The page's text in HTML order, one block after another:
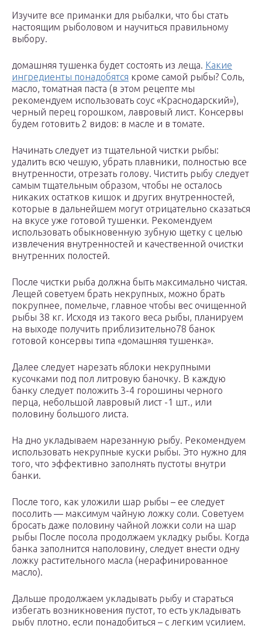
Изучите все приманки для рыбалки, что бы стать
настоящим рыболовом и научиться правильному
выбору.
домашняя тушенка будет состоять из леща. Какие
ингредиенты понадобятся кроме самой рыбы? Соль,
масло, томатная паста (в этом рецепте мы
рекомендуем использовать соус «Краснодарский»),
черный перец горошком, лавровый лист. Консервы
будем готовить 2 видов: в масле и в томате.
Начинать следует из тщательной чистки рыбы:
удалить всю чешую, убрать плавники, полностью все
внутренности, отрезать голову. Чистить рыбу следует
самым тщательным образом, чтобы не осталось
никаких остатков кишок и других внутренностей,
которые в дальнейшем могут отрицательно сказаться
на вкусе уже готовой тушенки. Рекомендуем
использовать обыкновенную зубную щетку с целью
извлечения внутренностей и качественной очистки
внутренних полостей.
После чистки рыба должна быть максимально чистая.
Лещей советуем брать некрупных, можно брать
покрупнее, помельче, главное чтобы вес очищенной
рыбы 38 кг. Исходя из такого веса рыбы, планируем
на выходе получить приблизительно78 банок
готовой консервы типа «домашняя тушенка».
Далее следует нарезать яблоки некрупными
кусочками под пол литровую баночку. В каждую
банку следует положить 3-4 горошины черного
перца, небольшой лавровый лист -1 шт., или
половину большого листа.
На дно укладываем нарезанную рыбу. Рекомендуем
использовать некрупные куски рыбы. Это нужно для
того, что эффективно заполнять пустоты внутри
банки.
После того, как уложили шар рыбы – ее следует
посолить — максимум чайную ложку соли. Советуем
бросать даже половину чайной ложки соли на шар
рыбы После посола продолжаем укладку рыбы. Когда
банка заполнится наполовину, следует внести одну
ложку растительного масла (нерафинированное
масло).
Дальше продолжаем укладывать рыбу и стараться
избегать возникновения пустот, то есть укладывать
рыбу плотно, если понадобиться – с легким усилием.